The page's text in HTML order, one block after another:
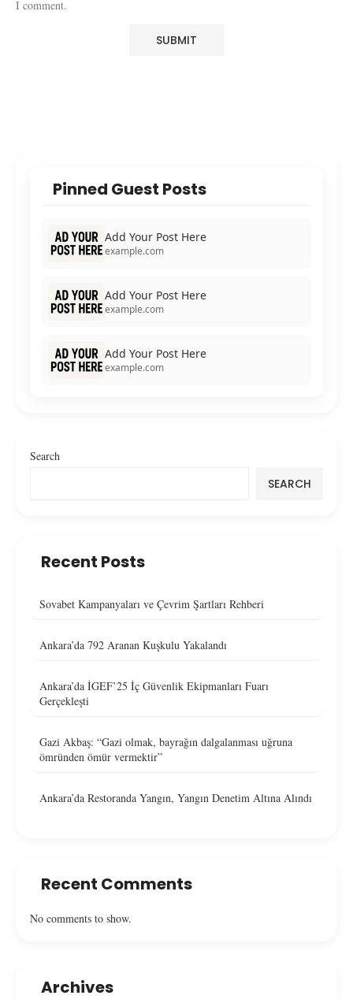
I comment.
Pinned Guest Posts
Add Your Post Here
example.com
Add Your Post Here
example.com
Add Your Post Here
example.com
Search
SEARCH
Recent Posts
Sovabet Kampanyaları ve Çevrim Şartları Rehberi
Ankara’da 792 Aranan Kuşkulu Yakalandı
Ankara’da İGEF’25 İç Güvenlik Ekipmanları Fuarı
Gerçekleşti
Gazi Akbaş: “Gazi olmak, bayrağın dalgalanması uğruna
ömründen ömür vermektir”
Ankara’da Restoranda Yangın, Yangın Denetim Altına Alındı
Recent Comments
No comments to show.
Archives